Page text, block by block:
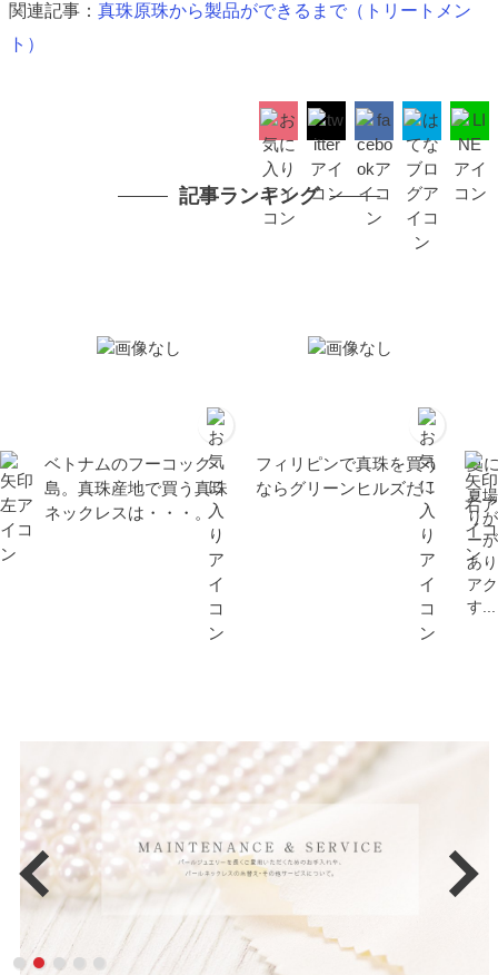
関連記事： 真珠原珠から製品ができるまで（トリートメン
ト）
記事ランキング
ベトナムのフーコック
島。真珠産地で買う真珠
ネックレスは・・・。
フィリピンで真珠を買う
ならグリーンヒルズだ！
夏
夏
り
ー
あ
ア
す...